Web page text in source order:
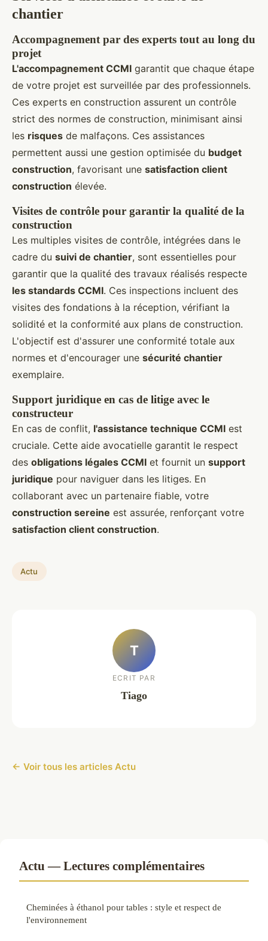
chantier
Accompagnement par des experts tout au long du
projet
L'accompagnement CCMI garantit que chaque étape
de votre projet est surveillée par des professionnels.
Ces experts en construction assurent un contrôle
strict des normes de construction, minimisant ainsi
les risques de malfaçons. Ces assistances
permettent aussi une gestion optimisée du budget
construction, favorisant une satisfaction client
construction élevée.
Visites de contrôle pour garantir la qualité de la
construction
Les multiples visites de contrôle, intégrées dans le
cadre du suivi de chantier, sont essentielles pour
garantir que la qualité des travaux réalisés respecte
les standards CCMI. Ces inspections incluent des
visites des fondations à la réception, vérifiant la
solidité et la conformité aux plans de construction.
L'objectif est d'assurer une conformité totale aux
normes et d'encourager une sécurité chantier
exemplaire.
Support juridique en cas de litige avec le
constructeur
En cas de conflit, l'assistance technique CCMI est
cruciale. Cette aide avocatielle garantit le respect
des obligations légales CCMI et fournit un support
juridique pour naviguer dans les litiges. En
collaborant avec un partenaire fiable, votre
construction sereine est assurée, renforçant votre
satisfaction client construction.
Actu
T
ECRIT PAR
Tiago
← Voir tous les articles Actu
Actu — Lectures complémentaires
Cheminées à éthanol pour tables : style et respect de
l'environnement